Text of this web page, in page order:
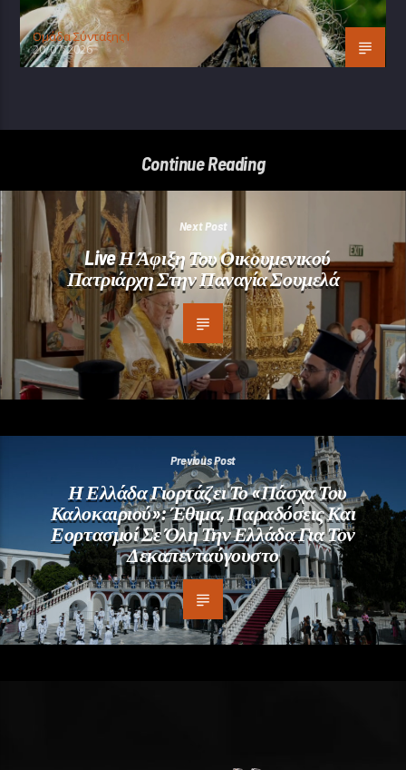
Oμάδα Σύνταξης Ι
20/07/2026
Continue Reading
Next Post
Live Η Άφιξη Του Οικουμενικού
Πατριάρχη Στην Παναγία Σουμελά
Previous Post
Η Ελλάδα Γιορτάζει Το «Πάσχα Του
Καλοκαιριού»: Έθιμα, Παραδόσεις Και
Εορτασμοί Σε Όλη Την Ελλάδα Για Τον
Δεκαπενταύγουστο